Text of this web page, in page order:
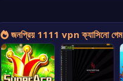
জনপ্রিয় 1111 vpn ক্যাসিনো গেম